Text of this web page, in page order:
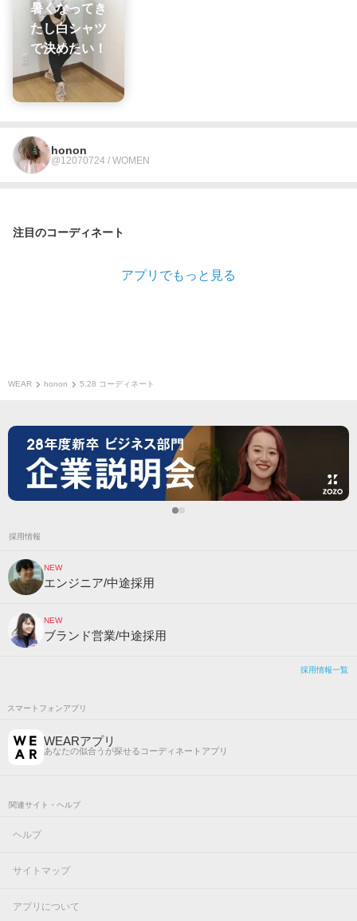
暑くなってき
たし白シャツ
で決めたい！
honon
@12070724 / WOMEN
注目のコーディネート
アプリでもっと見る
WEAR honon 5.28 コーディネート
採用情報
NEW
エンジニア/中途採用
NEW
ブランド営業/中途採用
採用情報一覧
スマートフォンアプリ
WEARアプリ
あなたの似合うが探せるコーディネートアプリ
関連サイト・ヘルプ
ヘルプ
サイトマップ
アプリについて